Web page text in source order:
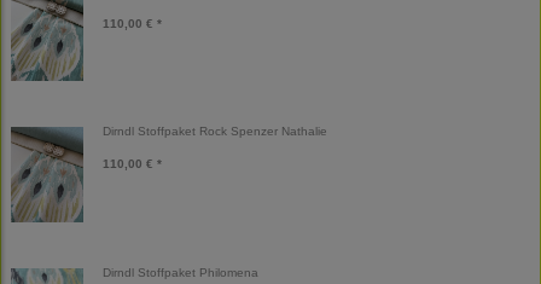
110,00 € *
Dirndl Stoffpaket Rock Spenzer Nathalie
110,00 € *
Dirndl Stoffpaket Philomena